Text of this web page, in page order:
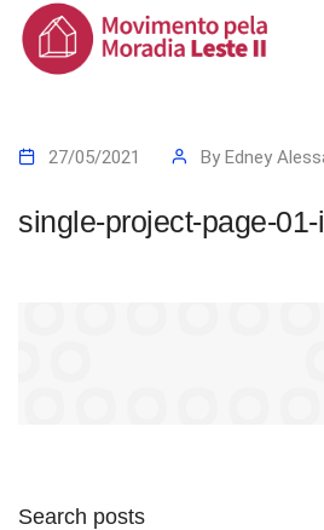
27/05/2021 By Edney
single-project-page-
Search posts